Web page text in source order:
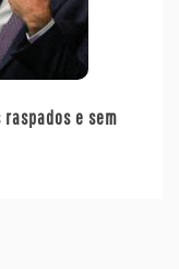
raspados e sem